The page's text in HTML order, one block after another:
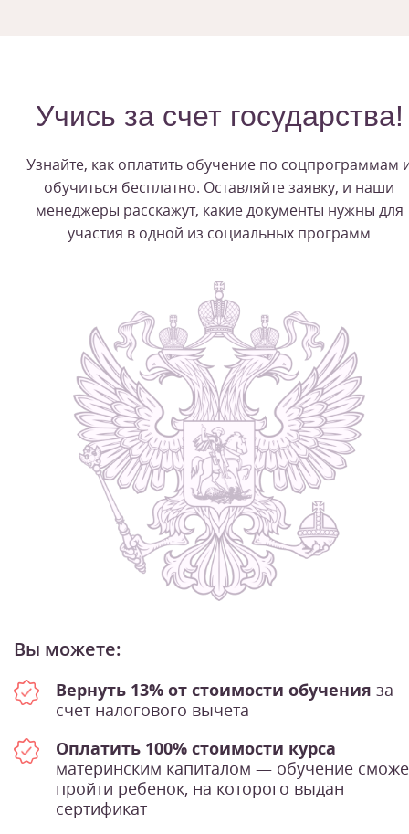
Учись за счет государства!
Узнайте, как оплатить обучение по соцпрограммам
обучиться бесплатно. Оставляйте заявку, и наши
менеджеры расскажут, какие документы нужны для
участия в одной из социальных программ
Вы можете:
Вернуть 13% от стоимости обучения за
счет налогового вычета
Оплатить 100% стоимости курса
материнским капиталом — обучение
пройти ребенок, на которого выдан
сертификат